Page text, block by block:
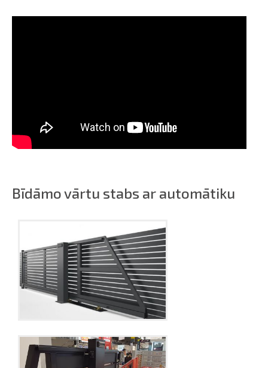
Bīdāmo vārtu stabs ar automātiku